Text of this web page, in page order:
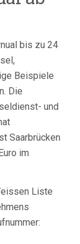
bis zu 24
Beispiele
Die
und
Saarbrücken
im
Liste